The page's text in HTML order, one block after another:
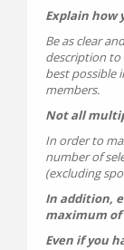
Explain how
Be as clear
description to
best possible
members.
Not all
In order to
number of
(excluding
In addition,
maximum of
Even if you